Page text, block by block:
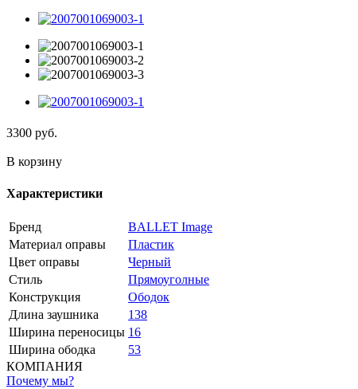
3300 руб.
В корзину
Характеристики
Бренд
BALLET Image
Материал оправы
Пластик
Цвет оправы
Черный
Стиль
Прямоуголные
Конструкция
Ободок
Длина заушника
138
Ширина переносицы 16
Ширина ободка
53
КОМПАНИЯ
Почему мы?